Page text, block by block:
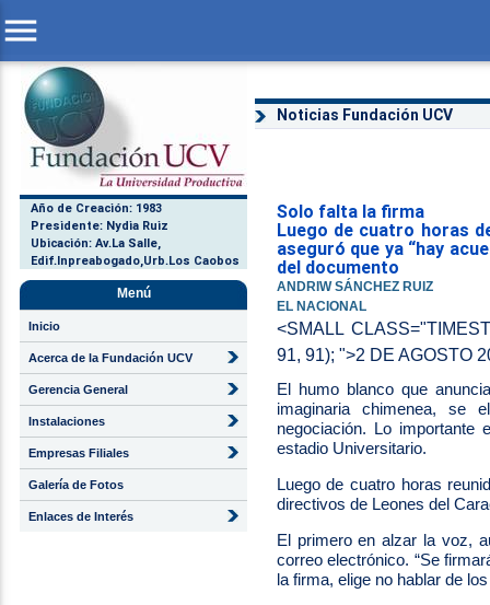
menu
Año de Creación: 1983
Presidente: Nydia Ruiz
Ubicación: Av.La Salle,
Edif.Inpreabogado,Urb.Los Caobos
Menú
Inicio
Acerca de la Fundación UCV
Gerencia General
Instalaciones
Empresas Filiales
Galería de Fotos
Enlaces de Interés
Noticias Fundación UCV
Solo falta la firma
Luego de cuatro horas
aseguró que ya “hay
del documento
ANDRIW SÁNCHEZ RUIZ
EL NACIONAL
<SMALL
91, 91); ">2 DE AGOSTO
El humo blanco que
imaginaria chimenea, se
negociación. Lo importante
estadio Universitario.
Luego de cuatro horas
directivos de Leones del
El primero en alzar la voz,
correo electrónico. “Se
la firma, elige no hablar de